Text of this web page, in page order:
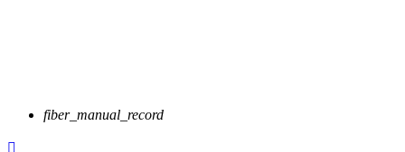
fiber_manual_record
